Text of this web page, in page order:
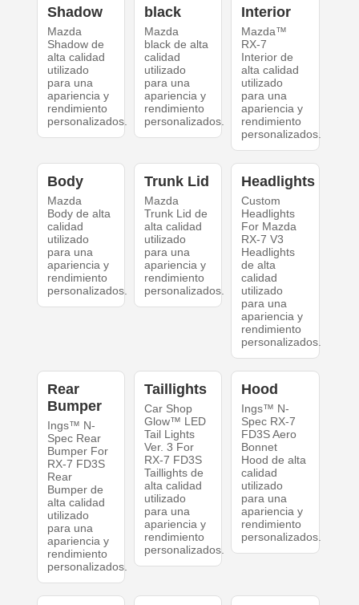
Shadow
Mazda
Shadow de
alta calidad
utilizado
para una
apariencia y
rendimiento
personalizados.
black
Mazda
black de alta
calidad
utilizado
para una
apariencia y
rendimiento
personalizados.
Interior
Mazda™
RX-7
Interior de
alta calidad
utilizado
para una
apariencia y
rendimiento
personalizados.
Body
Mazda
Body de alta
calidad
utilizado
para una
apariencia y
rendimiento
personalizados.
Trunk Lid
Mazda
Trunk Lid de
alta calidad
utilizado
para una
apariencia y
rendimiento
personalizados.
Headlights
Custom
Headlights
For Mazda
RX-7 V3
Headlights
de alta
calidad
utilizado
para una
apariencia y
rendimiento
personalizados.
Rear
Bumper
Ings™ N-
Spec Rear
Bumper For
RX-7 FD3S
Rear
Bumper de
alta calidad
utilizado
para una
apariencia y
rendimiento
personalizados.
Taillights
Car Shop
Glow™ LED
Tail Lights
Ver. 3 For
RX-7 FD3S
Taillights de
alta calidad
utilizado
para una
apariencia y
rendimiento
personalizados.
Hood
Ings™ N-
Spec RX-7
FD3S Aero
Bonnet
Hood de alta
calidad
utilizado
para una
apariencia y
rendimiento
personalizados.